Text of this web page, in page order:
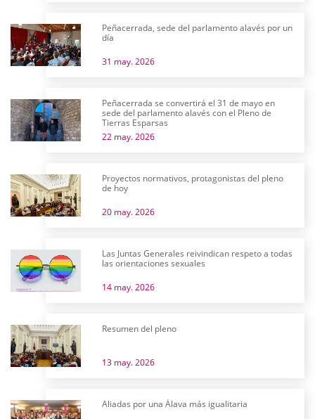
Peñacerrada, sede del parlamento alavés por un
día
31 may. 2026
Peñacerrada se convertirá el 31 de mayo en
sede del parlamento alavés con el Pleno de
Tierras Esparsas
22 may. 2026
Proyectos normativos, protagonistas del pleno
de hoy
20 may. 2026
Las Juntas Generales reivindican respeto a todas
las orientaciones sexuales
14 may. 2026
Resumen del pleno
13 may. 2026
Aliadas por una Álava más igualitaria